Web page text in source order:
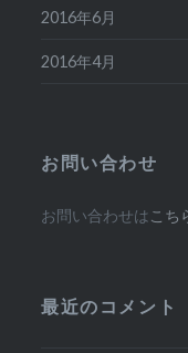
2016年6月
2016年4月
お問い合わせ
お問い合わせはこち
最近のコメント